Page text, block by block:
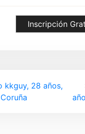
Inscripción
kkguy, 28 años,